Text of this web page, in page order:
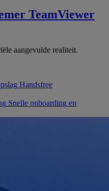
TeamViewer
aangevulde realiteit.
Handsfree
Snelle onboarding en